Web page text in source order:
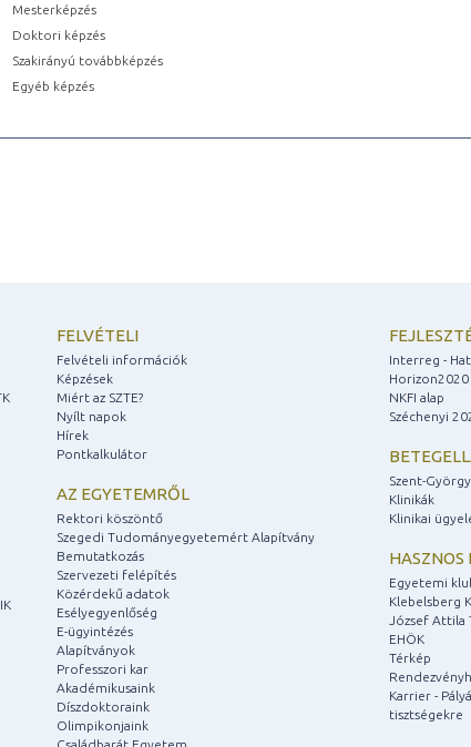
Mesterképzés
Doktori képzés
Szakirányú továbbképzés
Egyéb képzés
FELVÉTELI
Felvételi információk
Képzések
Miért az SZTE?
Nyílt napok
Hírek
Pontkalkulátor
AZ EGYETEMRŐL
Rektori köszöntő
Szegedi Tudományegyetemért Alapítvány
Bemutatkozás
Szervezeti felépítés
Közérdekű adatok
Esélyegyenlőség
E-ügyintézés
Alapítványok
Professzori kar
Akadémikusaink
Díszdoktoraink
Olimpikonjaink
Családbarát Egyetem
Interreg -
Horizon2020
NKFI alap
Széchenyi
Szent-
Klinikák
Klinikai
HASZNOS
Egyetemi
Klebelsberg
József Attila
EHÖK
Térkép
Karrier -
tisztségekre